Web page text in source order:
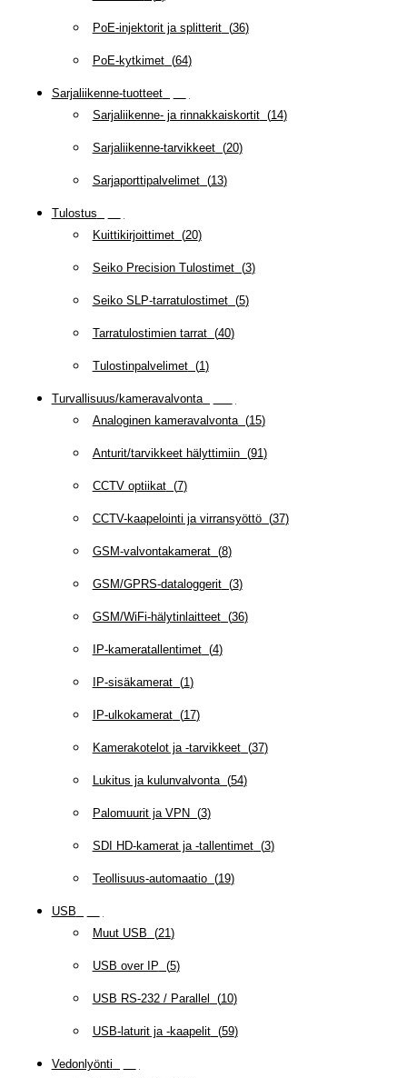
PoE-injektorit ja splitterit(36)
PoE-kytkimet(64)
Sarjaliikenne-tuotteet(
Sarjaliikenne- ja rinnakkaiskortit(14)
Sarjaliikenne-tarvikkeet(20)
Sarjaporttipalvelimet(13)
Tulostus
Kuittikirjoittimet(20)
Seiko Precision Tulostimet(3)
Seiko SLP-tarratulostimet(5)
Tarratulostimien tarrat(40)
Tulostinpalvelimet(1)
Turvallisuus/kameravalvonta(
Analoginen kameravalvonta(15)
Anturit/tarvikkeet hälyttimiin(91)
CCTV optiikat(7)
CCTV-kaapelointi ja virransyöttö(37)
GSM-valvontakamerat(8)
GSM/GPRS-dataloggerit(3)
GSM/WiFi-hälytinlaitteet(36)
IP-kameratallentimet(4)
IP-sisäkamerat(1)
IP-ulkokamerat(17)
Kamerakotelot ja -tarvikkeet(37)
Lukitus ja kulunvalvonta(54)
Palomuurit ja VPN (3)
SDI HD-kamerat ja -tallentimet(3)
Teollisuus-automaatio(19)
USB
Muut USB (21)
USB over IP (5)
USB RS-232 / Parallel (10)
USB-laturit ja -kaapelit(59)
Vedonlyönti